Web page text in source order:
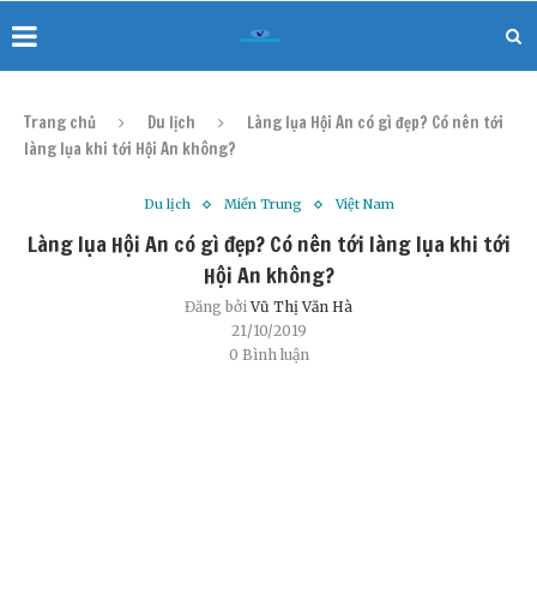
Trang chủ Du lịch
Làng lụa Hội An có gì đẹp? Có nên tới
làng lụa khi tới Hội An không?
Du lịch Miền Trung Việt Nam
Làng lụa Hội An có gì đẹp? Có nên tới làng lụa khi tới
Hội An không?
Đăng bởiVũ Thị Văn Hà
21/10/2019
0 Bình luận